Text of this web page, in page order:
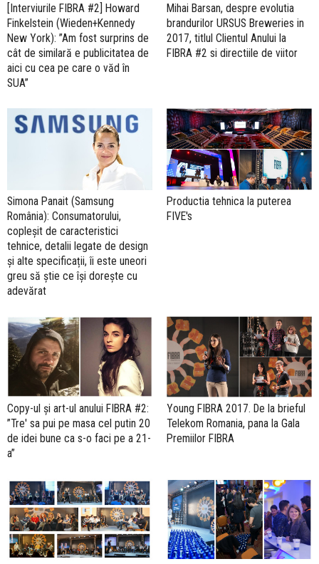
[Interviurile FIBRA #2] Howard
Finkelstein (Wieden+Kennedy
New York): ”Am fost surprins de
cât de similară e publicitatea de
aici cu cea pe care o văd în
SUA”
Mihai Barsan, despre evolutia
brandurilor URSUS Breweries in
2017, titlul Clientul Anului la
FIBRA #2 si directiile de viitor
Simona Panait (Samsung
România): Consumatorului,
copleșit de caracteristici
tehnice, detalii legate de design
și alte specificații, îi este uneori
greu să știe ce își dorește cu
adevărat
Productia tehnica la puterea
FIVE's
Copy-ul și art-ul anului FIBRA #2:
”Tre' sa pui pe masa cel putin 20
de idei bune ca s-o faci pe a 21-
a”
Young FIBRA 2017. De la brieful
Telekom Romania, pana la Gala
Premiilor FIBRA